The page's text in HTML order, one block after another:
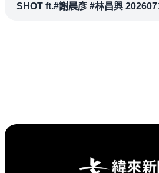
SHOT ft.#謝晨彥 #林昌興